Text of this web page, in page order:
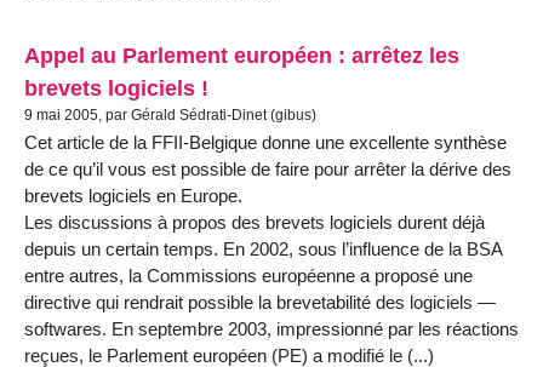
Appel au Parlement européen : arrêtez les
brevets logiciels !
9 mai 2005, par Gérald Sédrati-Dinet (gibus)
Cet article de la FFII-Belgique donne une excellente synthèse
de ce qu’il vous est possible de faire pour arrêter la dérive des
brevets logiciels en Europe.
Les discussions à propos des brevets logiciels durent déjà
depuis un certain temps. En 2002, sous l’influence de la BSA
entre autres, la Commissions européenne a proposé une
directive qui rendrait possible la brevetabilité des logiciels —
softwares. En septembre 2003, impressionné par les réactions
reçues, le Parlement européen (PE) a modifié le (...)